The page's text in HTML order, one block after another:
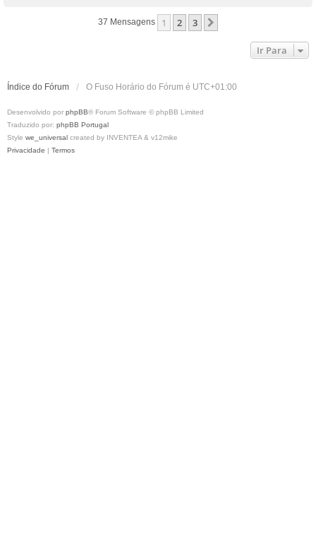
37 Mensagens 1 2 3
Ir Para
Índice do Fórum O Fuso Horário do Fórum é UTC+01:00
Desenvolvido por phpBB® Forum Software © phpBB Limited
Traduzido por: phpBB Portugal
Style we_universal created by INVENTEA & v12mike
Privacidade | Termos